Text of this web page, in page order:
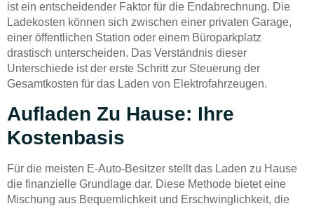
ist ein entscheidender Faktor für die Endabrechnung. Die
Ladekosten können sich zwischen einer privaten Garage,
einer öffentlichen Station oder einem Büroparkplatz
drastisch unterscheiden. Das Verständnis dieser
Unterschiede ist der erste Schritt zur Steuerung der
Gesamtkosten für das Laden von Elektrofahrzeugen.
Aufladen Zu Hause: Ihre
Kostenbasis
Für die meisten E-Auto-Besitzer stellt das Laden zu Hause
die finanzielle Grundlage dar. Diese Methode bietet eine
Mischung aus Bequemlichkeit und Erschwinglichkeit, die